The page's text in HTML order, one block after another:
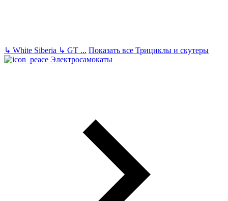
↳ White Siberia ↳ GT ... Показать все Трициклы и скутеры
Электросамокаты